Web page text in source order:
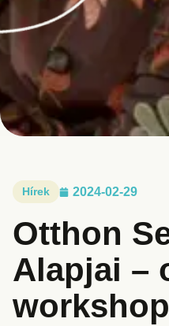
Hírek 2024-02-29
Otthon
Alapjai –
workshop